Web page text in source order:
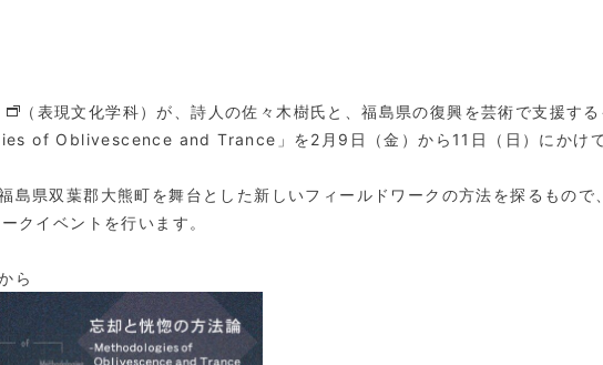
（表現文化学科）が、詩人の佐々木樹氏と、福島県の復興を芸術で支援す
of Oblivescence and Trance」を2月9日（金）から11日（日）にかけて
島県双葉郡大熊町を舞台とした新しいフィールドワークの方法を探るもの
クイベントを行います。
ら